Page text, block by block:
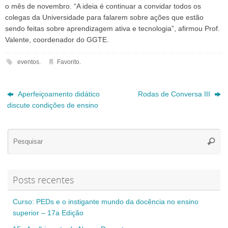
o mês de novembro. “A ideia é continuar a convidar todos os
colegas da Universidade para falarem sobre ações que estão
sendo feitas sobre aprendizagem ativa e tecnologia”, afirmou Prof.
Valente, coordenador do GGTE.
eventos. Favorito
Aperfeiçoamento didático
discute condições de ensino
Rodas de Conversa III
Posts recentes
Curso: PEDs e o instigante mundo da docência no ensino
superior – 17a Edição